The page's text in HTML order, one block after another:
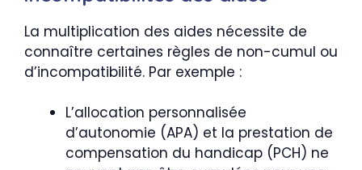
La multiplication des aides nécessite de
connaître certaines règles de non-cumul ou
d’incompatibilité. Par exemple :
L’allocation personnalisée
d’autonomie (APA) et la prestation de
compensation du handicap (PCH) ne